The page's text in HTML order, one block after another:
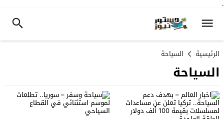
.
الرئيسية السياحة
السياحة